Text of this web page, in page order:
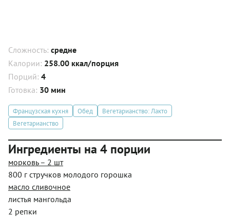
Сложность: средне
Калории: 258.00 ккал/порция
Порций: 4
Готовка: 30 мин
Французская кухня Обед
Вегетарианство: Лакто
Вегетарианство
Ингредиенты на 4 порции
морковь – 2 шт
800 г стручков молодого горошка
масло сливочное
листья мангольда
2 репки